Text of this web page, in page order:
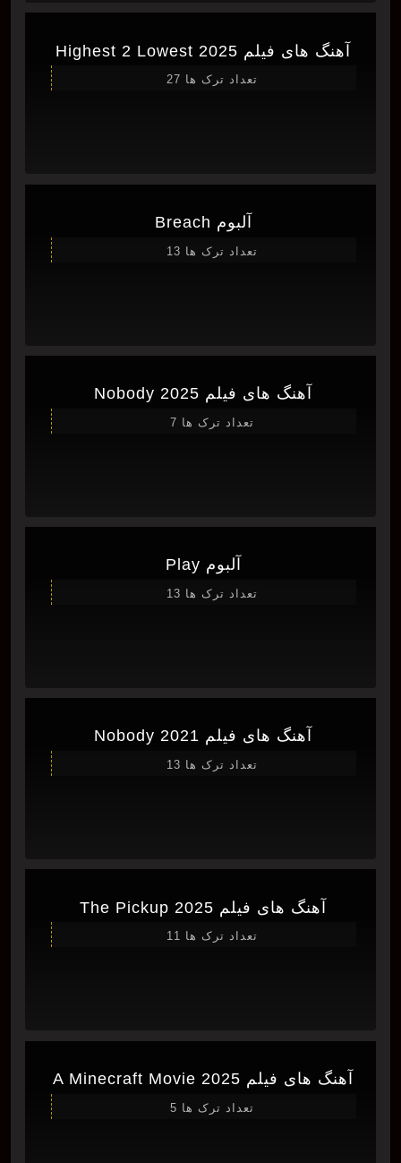
آهنگ های فیلم Highest 2 Lowest 2025
تعداد ترک ها 27
آلبوم Breach
تعداد ترک ها 13
آهنگ های فیلم Nobody 2025
تعداد ترک ها 7
آلبوم Play
تعداد ترک ها 13
آهنگ های فیلم Nobody 2021
تعداد ترک ها 13
آهنگ های فیلم The Pickup 2025
تعداد ترک ها 11
آهنگ های فیلم A Minecraft Movie 2025
تعداد ترک ها 5